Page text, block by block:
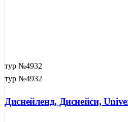
тур №4932
тур №4932
Диснейленд, Диснейси,